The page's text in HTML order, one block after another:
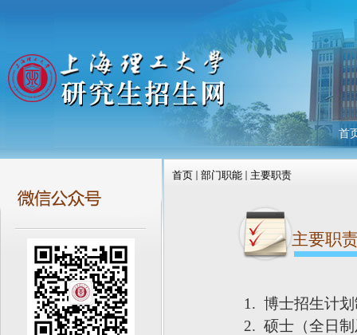
首
首页 部门职能 主要职责
主要职
1. 博士招生计
2. 硕士（全日